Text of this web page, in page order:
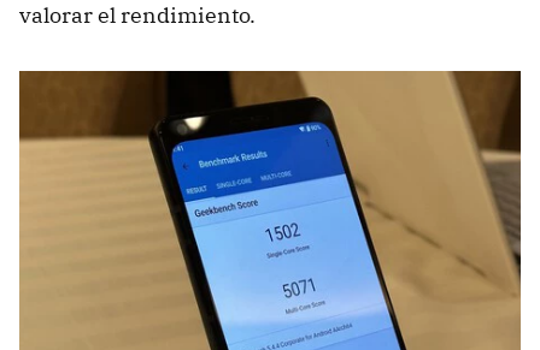
valorar el rendimiento.